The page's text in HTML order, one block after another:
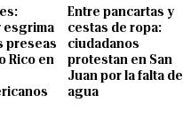
esgrima
preseas
Rico en
Entre pancartas y
cestas de ropa:
ciudadanos
protestan en San
Juan por la falta de
agua